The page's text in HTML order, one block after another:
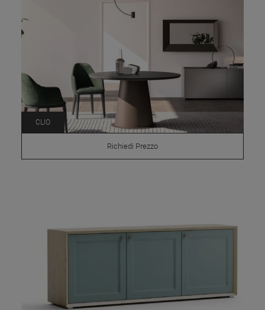
CLIO
Richiedi Prezzo